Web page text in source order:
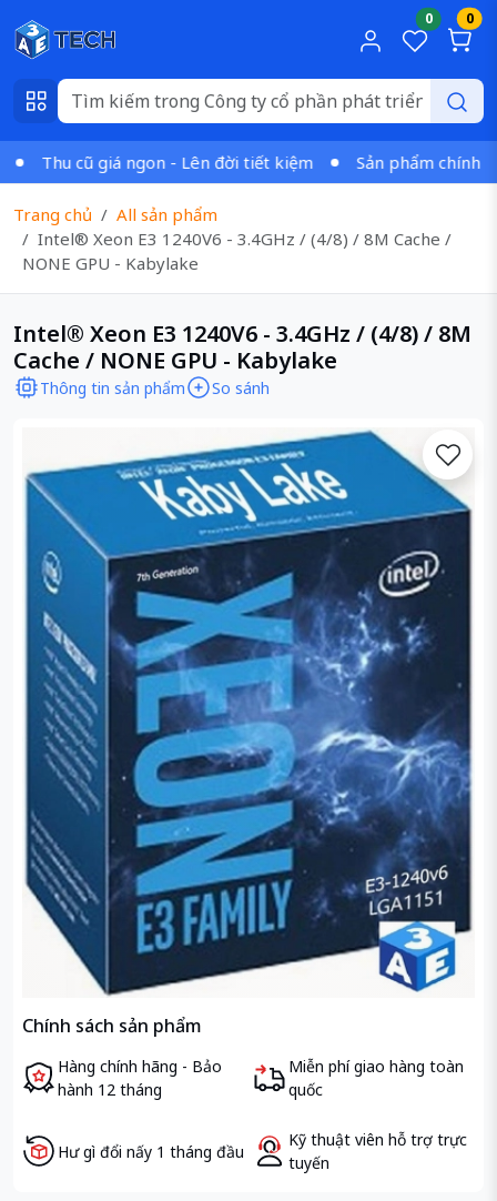
0 0
Thu cũ giá ngon - Lên đời tiết kiệm Sản phẩm chính
Trang chủ
All sản phẩm
Intel® Xeon E3 1240V6 - 3.4GHz / (4/8) / 8M Cache /
NONE GPU - Kabylake
Intel® Xeon E3 1240V6 - 3.4GHz / (4/8) / 8M
Cache / NONE GPU - Kabylake
Thông tin sản phẩm So sánh
Chính sách sản phẩm
Hàng chính hãng - Bảo
hành 12 tháng
Miễn phí giao hàng toàn
quốc
Hư gì đổi nấy 1 tháng đầu
Kỹ thuật viên hỗ trợ trực
tuyến